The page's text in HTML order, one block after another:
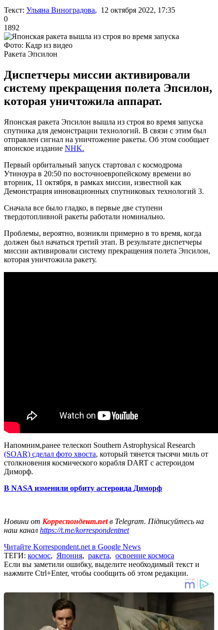
Текст: Ульяна Виноградова, 12 октября 2022, 17:35
0
1892
Фото: Кадр из видео
Ракета Эпсилон
Диспетчеры миссии активировали
систему прекращения полета Эпсилон,
которая уничтожила аппарат.
Японская ракета Эпсилон вышла из строя во время запуска
спутника для демонстрации технологий. В связи с этим был
отправлен сигнал на уничтожение ракеты. Об этом сообщает
японское издание NHK.
Первый орбитальный запуск стартовал с космодрома
Утиноура в 20:50 по восточноевропейскому времени во
вторник, 11 октября, в рамках миссии, известной как
Демонстрация инновационных спутниковых технологий 3.
Сначала все было гладко, в первые две ступени
твердотопливной ракеты работали номинально.
Проблемы, вероятно, возникли примерно в то время, когда
должен был начаться третий этап. В результате диспетчеры
миссии активировали систему прекращения полета Эпсилон,
которая уничтожила ракету.
Напомним,ранее телескоп Southern Astrophysical Research
(SOAR) сделал фото хвоста, который тянется тысячи миль от
столкновения космического корабля DART с астероидом
Диморф.
В NASA изменили орбиту астероида Диморф
Новини от Корреспондент.netв Telegram. Підписуйтесь на
наш канал https://t.me/korrespondentnet
Читайте Korrespondent.net в Google News
ТЕГИ: космос, Япония, ракета, освоение космоса
Если вы заметили ошибку, выделите необходимый текст и
нажмите Ctrl+Enter, чтобы сообщить об этом редакции.